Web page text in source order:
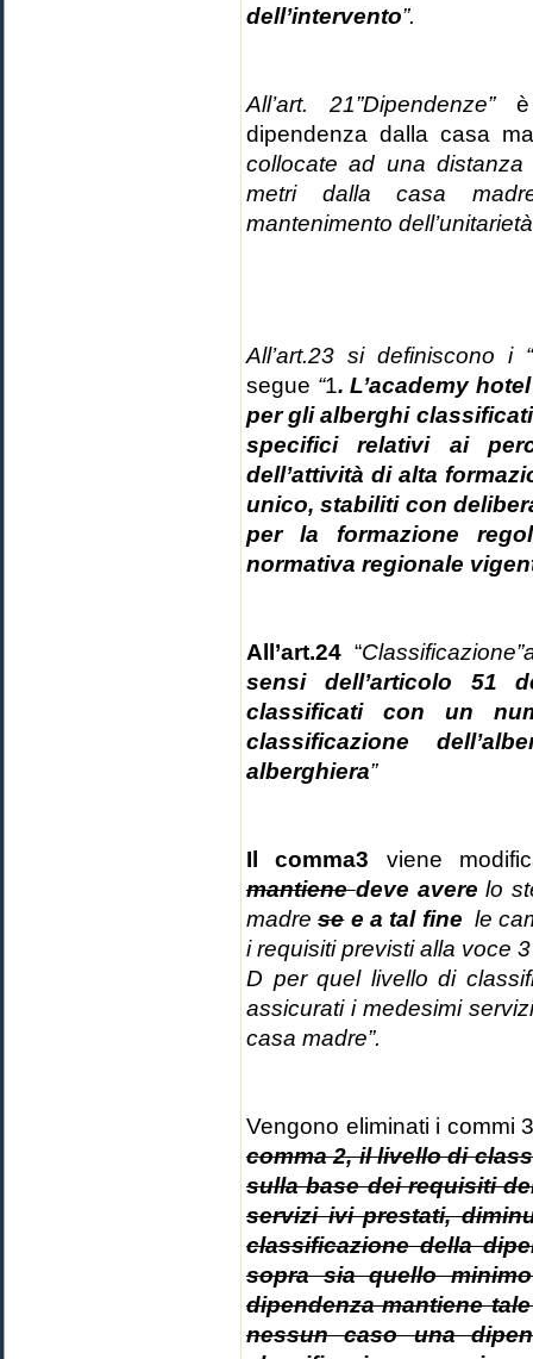
dell’intervento”.
All’art. 21”Dipendenze”
dipendenza dalla casa
collocate ad una
metri dalla casa
mantenimento
All’art.23 si definiscono
segue “1. L’academy
per gli alberghi
specifici relativi ai
dell’attività di alta
unico, stabiliti con
per la formazione
normativa regionale
All’art.24 “
sensi dell’articolo 51
classificati con un
classificazione
alberghiera”
Il comma3 viene
mantienedeve avere lo
madrese e a tal fine le
i requisiti previsti alla voce
D per quel livello di
assicurati i medesimi
casa madre”.
Vengono eliminati i commi
comma 2, il livello di
sulla base dei requisiti
servizi ivi prestati,
classificazione della
sopra sia quello
dipendenza mantiene
nessun caso una